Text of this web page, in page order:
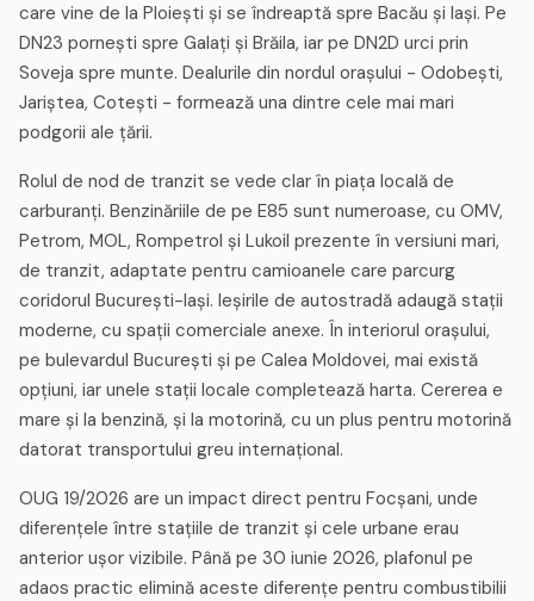
care vine de la Ploiești și se îndreaptă spre Bacău și Iași. Pe
DN23 pornești spre Galați și Brăila, iar pe DN2D urci prin
Soveja spre munte. Dealurile din nordul orașului - Odobești,
Jariștea, Cotești - formează una dintre cele mai mari
podgorii ale țării.
Rolul de nod de tranzit se vede clar în piața locală de
carburanți. Benzinăriile de pe E85 sunt numeroase, cu OMV,
Petrom, MOL, Rompetrol și Lukoil prezente în versiuni mari,
de tranzit, adaptate pentru camioanele care parcurg
coridorul București-Iași. Ieșirile de autostradă adaugă stații
moderne, cu spații comerciale anexe. În interiorul orașului,
pe bulevardul București și pe Calea Moldovei, mai există
opțiuni, iar unele stații locale completează harta. Cererea e
mare și la benzină, și la motorină, cu un plus pentru motorină
datorat transportului greu internațional.
OUG 19/2026 are un impact direct pentru Focșani, unde
diferențele între stațiile de tranzit și cele urbane erau
anterior ușor vizibile. Până pe 30 iunie 2026, plafonul pe
adaos practic elimină aceste diferențe pentru combustibilii